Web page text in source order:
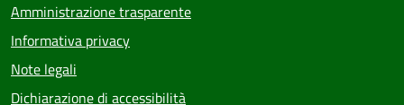
Amministrazione trasparente
Informativa privacy
Note legali
Dichiarazione di accessibilità